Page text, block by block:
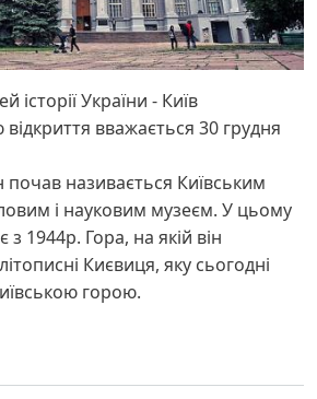
історії України - Київ
вважається 30 грудня
називається Київським
і науковим музеєм. У цьому
1944р. Гора, на якій він
Києвиця, яку сьогодні
горою.